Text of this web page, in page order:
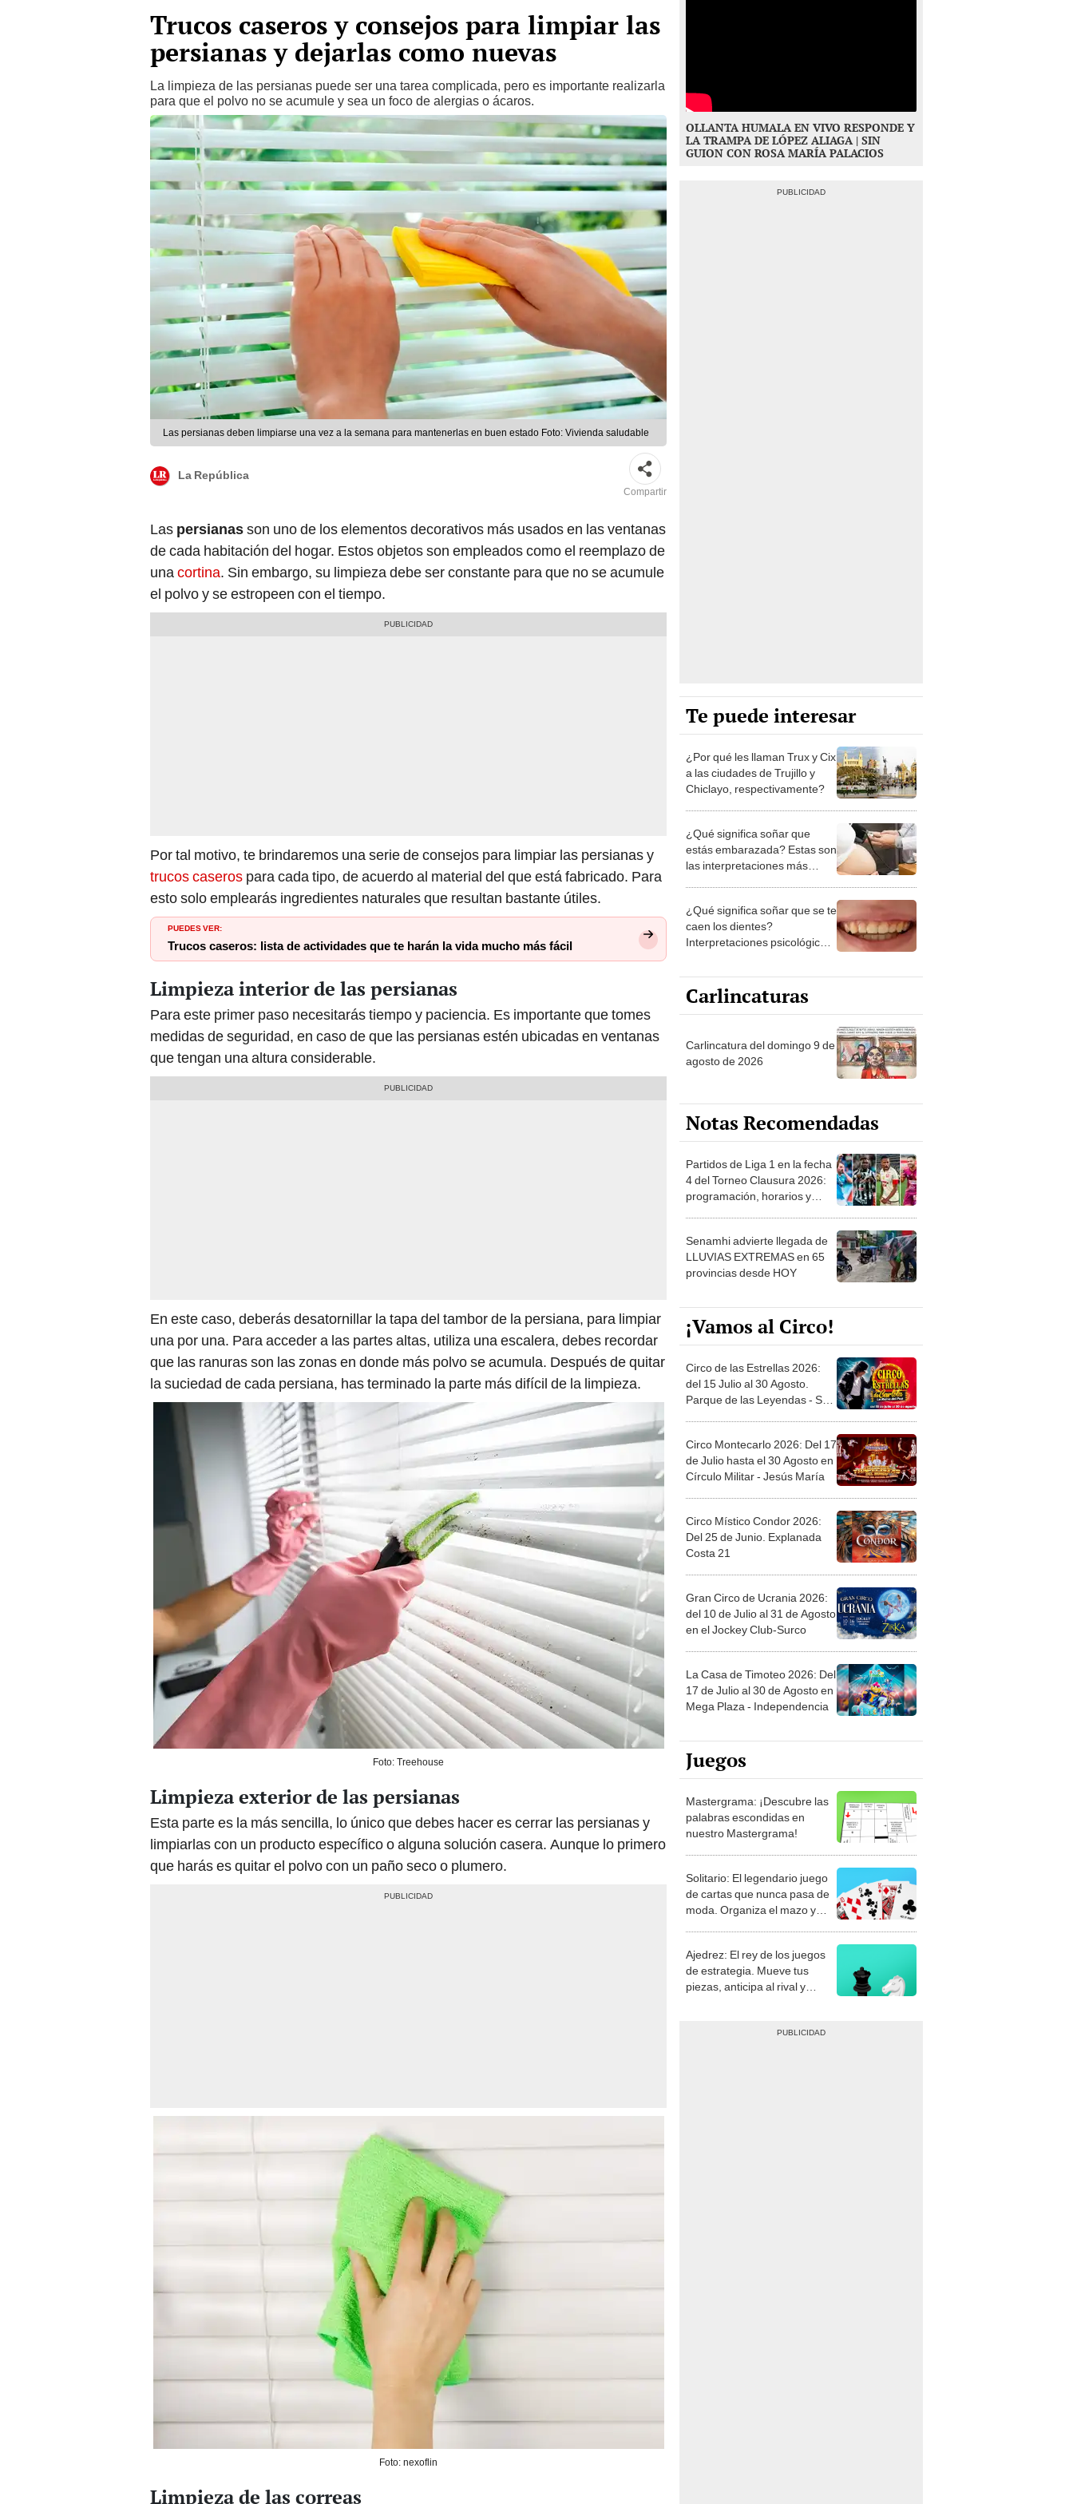
Trucos caseros y consejos para limpiar las
persianas y dejarlas como nuevas
La limpieza de las persianas puede ser una tarea complicada, pero es importante realizarla
para que el polvo no se acumule y sea un foco de alergias o ácaros.
Las persianas deben limpiarse una vez a la semana para mantenerlas en buen estado Foto: Vivienda saludable
La República
Compartir
Las persianasson uno de los elementos decorativos más usados en las ventanas
de cada habitación del hogar. Estos objetos son empleados como el reemplazo de
unacortina. Sin embargo, su limpieza debe ser constante para que no se acumule
el polvo y se estropeen con el tiempo.
Por tal motivo, te brindaremos una serie de consejos para limpiar las persianas y
trucos caseros para cada tipo, de acuerdo al material del que está fabricado. Para
esto solo emplearás ingredientes naturales que resultan bastante útiles.
PUEDES VER:
Trucos caseros: lista de actividades que te harán la vida mucho más fácil
Limpieza interior de las persianas
Para este primer paso necesitarás tiempo y paciencia. Es importante que tomes
medidas de seguridad, en caso de que las persianas estén ubicadas en ventanas
que tengan una altura considerable.
En este caso, deberás desatornillar la tapa del tambor de la persiana, para limpiar
una por una. Para acceder a las partes altas, utiliza una escalera, debes recordar
que las ranuras son las zonas en donde más polvo se acumula. Después de quitar
la suciedad de cada persiana, has terminado la parte más difícil de la limpieza.
Foto: Treehouse
Limpieza exterior de las persianas
Esta parte es la más sencilla, lo único que debes hacer es cerrar las persianas y
limpiarlas con un producto específico o alguna solución casera. Aunque lo primero
que harás es quitar el polvo con un paño seco o plumero.
Foto: nexoflin
Limpieza de las correas
OLLANTA HUMALA EN VIVO RESPONDE Y
LA TRAMPA DE LÓPEZ ALIAGA | SIN
GUION CON ROSA MARÍA PALACIOS
Te puede interesar
¿Por qué les llaman Trux y Cix
a las ciudades de Trujillo y
Chiclayo, respectivamente?
¿Qué significa soñar que
estás embarazada? Estas son
las interpretaciones más
¿Qué significa soñar que se te
caen los dientes?
Interpretaciones psicológicas
Carlincaturas
Carlincatura del domingo 9 de
agosto de 2026
Notas Recomendadas
Partidos de Liga 1 en la fecha
4 del Torneo Clausura 2026:
programación, horarios y
Senamhi advierte llegada de
LLUVIAS EXTREMAS en 65
provincias desde HOY
¡Vamos al Circo!
Circo de las Estrellas 2026:
del 15 Julio al 30 Agosto.
Parque de las Leyendas - San
Circo Montecarlo 2026: Del 17
de Julio hasta el 30 Agosto en
Círculo Militar - Jesús María
Circo Místico Condor 2026:
Del 25 de Junio. Explanada
Costa 21
Gran Circo de Ucrania 2026:
del 10 de Julio al 31 de Agosto
en el Jockey Club-Surco
La Casa de Timoteo 2026: Del
17 de Julio al 30 de Agosto en
Mega Plaza - Independencia
Juegos
Mastergrama: ¡Descubre las
palabras escondidas en
nuestro Mastergrama!
Solitario: El legendario juego
de cartas que nunca pasa de
moda. Organiza el mazo y
Ajedrez: El rey de los juegos
de estrategia. Mueve tus
piezas, anticipa al rival y